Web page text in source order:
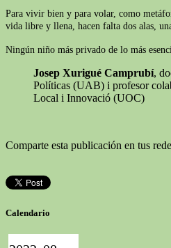
Para vivir bien y para volar, como
vida libre y llena, hacen falta dos alas,
Ningún niño más privado de lo más
Josep Xurigué Camprubí,
Políticas (UAB) i profesor
Local i Innovació (UOC)
Comparte esta publicación en tus
Calendario